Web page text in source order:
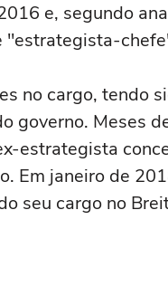
e, segundo
"estrategista-
no cargo, tendo
governo. Meses
estrategista
Em janeiro de
seu cargo no